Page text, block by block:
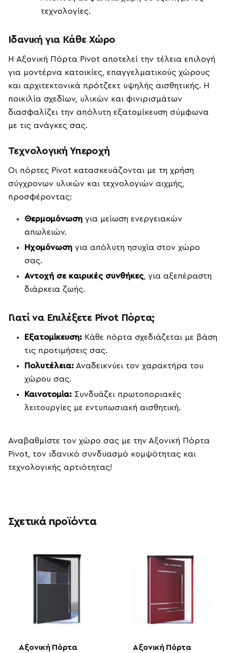
τεχνολογίες.
Ιδανική για Κάθε Χώρο
Η Αξονική Πόρτα Pivot αποτελεί την τέλεια επιλογή
για μοντέρνα κατοικίες, επαγγελματικούς χώρους
και αρχιτεκτονικά πρότζεκτ υψηλής αισθητικής. Η
ποικιλία σχεδίων, υλικών και φινιρισμάτων
διασφαλίζει την απόλυτη εξατομίκευση σύμφωνα
με τις ανάγκες σας.
Τεχνολογική Υπεροχή
Οι πόρτες Pivot κατασκευάζονται με τη χρήση
σύγχρονων υλικών και τεχνολογιών αιχμής,
προσφέροντας:
Θερμομόνωση για μείωση ενεργειακών
απωλειών.
Ηχομόνωση για απόλυτη ησυχία στον χώρο
σας.
Αντοχή σε καιρικές συνθήκες , για αξεπέραστη
διάρκεια ζωής.
Γιατί να Επιλέξετε Pivot Πόρτα;
Εξατομίκευση: Κάθε πόρτα σχεδιάζεται με βάση
τις προτιμήσεις σας.
Πολυτέλεια: Αναδεικνύει τον χαρακτήρα του
χώρου σας.
Καινοτομία: Συνδυάζει πρωτοποριακές
λειτουργίες με εντυπωσιακή αισθητική.
Αναβαθμίστε τον χώρο σας με την Αξονική Πόρτα
Pivot, τον ιδανικό συνδυασμό κομψότητας και
τεχνολογικής αρτιότητας!
Σχετικά προϊόντα
Αξονική Πόρτα
Αξονική Πόρτα